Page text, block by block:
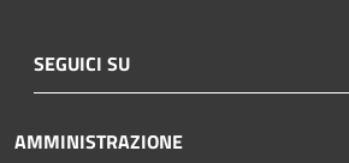
SEGUICI SU
AMMINISTRAZIONE